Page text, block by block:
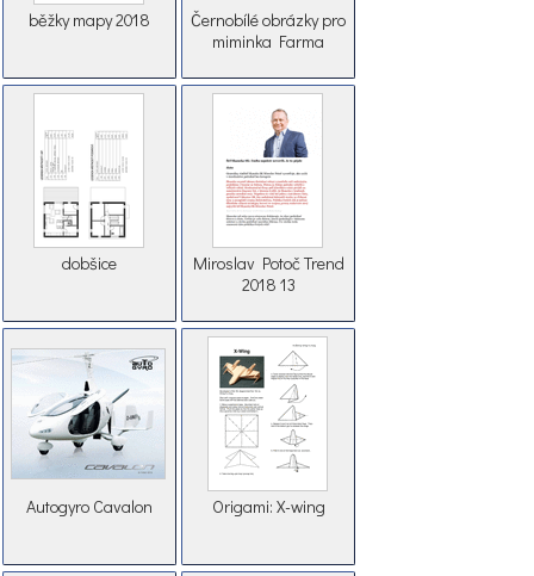
běžky mapy 2018
Černobílé obrázky pro
miminka Farma
dobšice
Miroslav Potoč Trend
2018 13
Autogyro Cavalon Origami: X-wing